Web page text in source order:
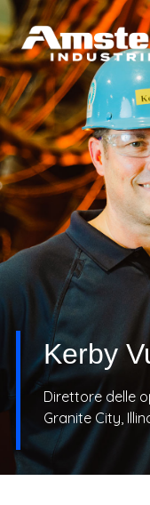
Kerby
Direttore delle
Granite City,